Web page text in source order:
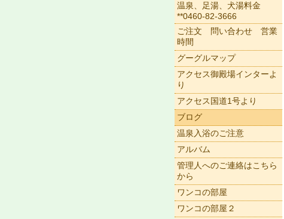
温泉、足湯、犬湯料金
**0460-82-3666
ご注文 問い合わせ 営業
時間
グーグルマップ
アクセス御殿場インターよ
り
アクセス国道1号より
ブログ
温泉入浴のご注意
アルバム
管理人へのご連絡はこちら
から
ワンコの部屋
ワンコの部屋２